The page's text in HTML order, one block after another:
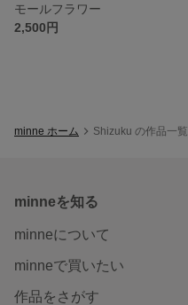
モールフラワー
2,500円
minne ホーム Shizuku の作品一覧
minneを知る
minneについて
minneで買いたい
作品をさがす